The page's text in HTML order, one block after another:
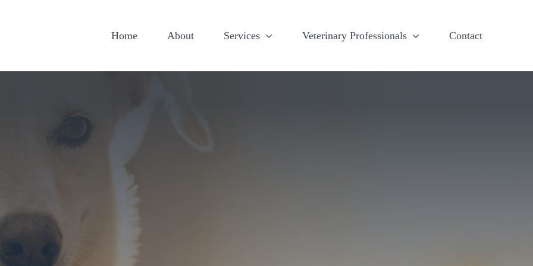
Home About Services Veterinary Professionals Contact